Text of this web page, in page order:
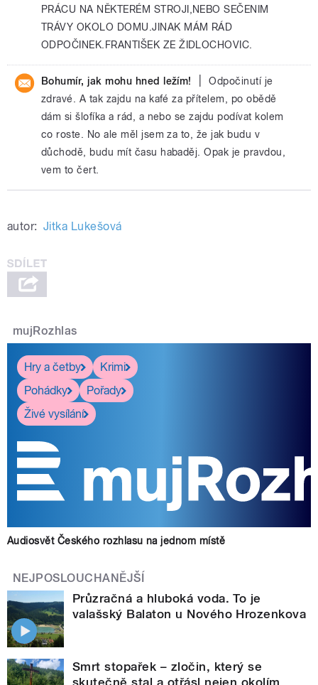
PRÁCU NA NĚKTERÉM STROJI,NEBO SEČENIM
TRÁVY OKOLO DOMU.JINAK MÁM RÁD
ODPOČINEK.FRANTIŠEK ZE ŽIDLOCHOVIC.
Bohumír, jak mohu hned ležím!
Odpočinutí je
zdravé. A tak zajdu na kafé za přítelem, po obědě
dám si šlofíka a rád, a nebo se zajdu podívat kolem
co roste. No ale měl jsem za to, že jak budu v
důchodě, budu mít času habaděj. Opak je pravdou,
vem to čert.
autor: Jitka Lukešová
mujRozhlas
Hry a četby
Krimi
Pohádky
Pořady
Živé vysílání
Audiosvět Českého rozhlasu na jednom místě
NEJPOSLOUCHANĚJŠÍ
Průzračná a hluboká voda. To je
valašský Balaton u Nového Hrozenkova
Smrt stopařek – zločin, který se